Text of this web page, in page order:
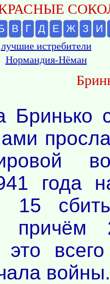
В Г Д Е Ж З И
лучшие истребители
Нормандия-Нёман
Бринько
года
15
войны.